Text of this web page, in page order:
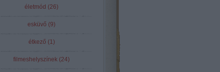
életmód (26)
esküvő (9)
étkező (1 )
filmeshelyszínek (24)